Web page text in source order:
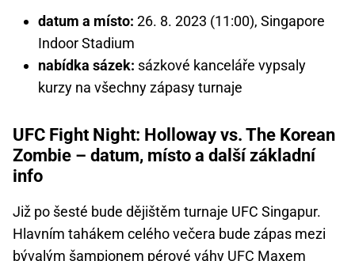
datum a místo: 26. 8. 2023 (11:00), Singapore
Indoor Stadium
nabídka sázek: sázkové kanceláře vypsaly
kurzy na všechny zápasy turnaje
UFC Fight Night: Holloway vs. The Korean
Zombie – datum, místo a další základní
info
Již po šesté bude dějištěm turnaje UFC Singapur.
Hlavním tahákem celého večera bude zápas mezi
bývalým šampionem pérové váhy UFC Maxem